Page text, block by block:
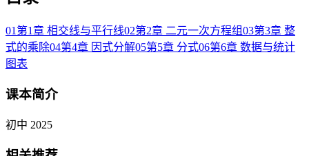
01 第1章 相交线与平行线02第2章 二元一次方程组03第3章 整
式的乘除04第4章 因式分解05第5章 分式06第6章 数据与统计
图表
课本简介
初中 2025